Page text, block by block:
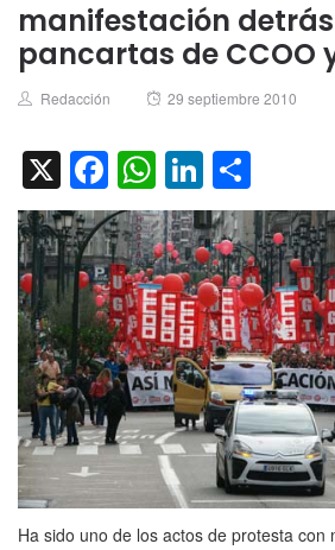
manifestación
pancartas de CCOO
Author
Redacción
Posted
29 septiembre 2010
X Facebook
WhatsApp
LinkedIn
Ha sido uno de los actos de protesta con